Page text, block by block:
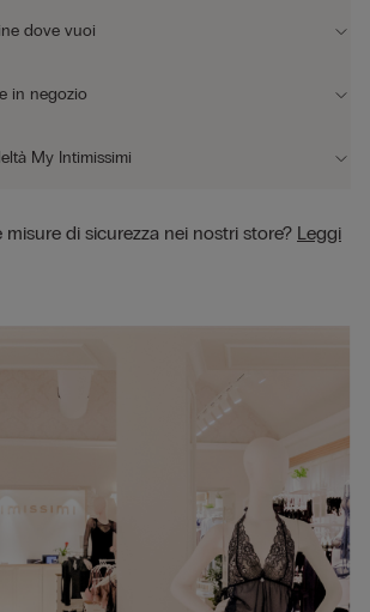
dove vuoi
in negozio
My Intimissimi
di sicurezza nei nostri store? Leggi